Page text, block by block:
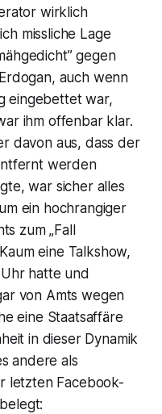
wirklich
missliche Lage
gegen
auch wenn
eingebettet war,
ihm offenbar klar.
davon aus, dass der
werden
war sicher alles
ein hochrangiger
zum „Fall
eine Talkshow,
hatte und
von Amts wegen
eine Staatsaffäre
in dieser Dynamik
andere als
letzten Facebook-